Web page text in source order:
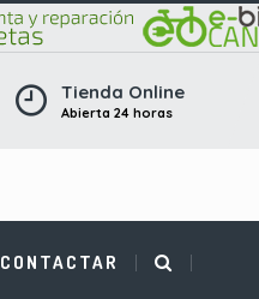
Tienda Online
Abierta 24 horas
CONTACTAR